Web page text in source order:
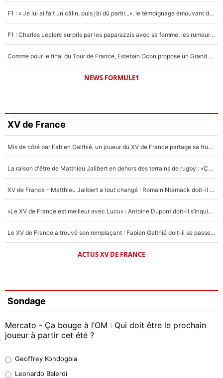
F1 : « Je lui ai fait un câlin, puis j’ai dû partir...», le témoignage émouvant de Max Verstappen sur sa fille
F1 : Charles Leclerc surpris par les paparazzis avec sa femme, les rumeurs étaient vraies !
Comme pour le final du Tour de France, Esteban Ocon propose un Grand Prix de Formule 1 à Paris : «Autour de l’Arc de Triomphe, ce serait génial» !
NEWS FORMULE1
XV de France
Mis de côté par Fabien Galthié, un joueur du XV de France partage sa frustration : «ils ne me l’ont pas dit tout de suite»
La raison d'être de Matthieu Jalibert en dehors des terrains de rugby : «Ça m'atteint autant que si tu touches à un membre de ma famille»
XV de France - Matthieu Jalibert a tout changé : Romain Ntamack doit-il s’inquiéter pour sa place à un an de la Coupe du monde ?
«Le XV de France est meilleur avec Lucu» : Antoine Dupont doit-il s’inquiéter pour sa place ?
Le XV de France a trouvé son remplaçant : Fabien Galthié doit-il se passer d'Antoine Dupont ?
ACTUS XV DE FRANCE
Sondage
Mercato - Ça bouge à l’OM : Qui doit être le prochain
joueur à partir cet été ?
38%
Geoffrey Kondogbia
Leonardo Balerdi